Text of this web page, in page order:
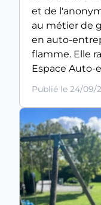
et de
au métier de
en auto-
flamme. Elle
Espace Auto-
Publié le 24/09/